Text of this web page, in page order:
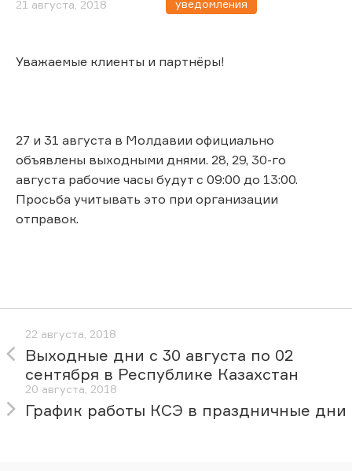
21 августа, 2018 уведомления
Уважаемые клиенты и партнёры!
27 и 31 августа в Молдавии официально
объявлены выходными днями. 28, 29, 30-го
августа рабочие часы будут с 09:00 до 13:00.
Просьба учитывать это при организации
отправок.
22 августа, 2018
Выходные дни с 30 августа по 02
сентября в Республике Казахстан
20 августа, 2018
График работы КСЭ в праздничные дни